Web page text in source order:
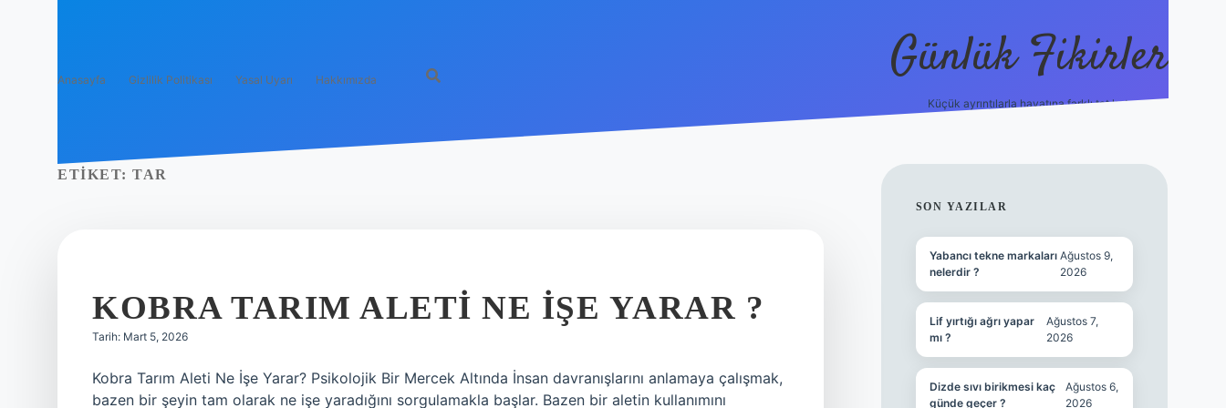
Anasayfa Gizlilik Politikası Yasal Uyarı Hakkımızda Günlük Fikirler
Küçük ayrıntılarla hayatına farklı tat kat.
ETIKET: TAR
KOBRA TARIM ALETI NE IŞE YARAR ?
Tarih: Mart 5, 2026
Kobra Tarım Aleti Ne İşe Yarar? Psikolojik Bir Mercek Altında İnsan davranışlarını anlamaya çalışmak,
bazen bir şeyin tam olarak ne işe yaradığını sorgulamakla başlar. Bazen bir aletin kullanımını
SIDEBAR
SON YAZILAR
Yabancı tekne markaları
nelerdir ?
Ağustos 9,
2026
Lif yırtığı ağrı yapar
mı ?
Ağustos 7,
2026
Dizde sıvı birikmesi kaç
günde geçer ?
Ağustos 6,
2026
ilbet yeni